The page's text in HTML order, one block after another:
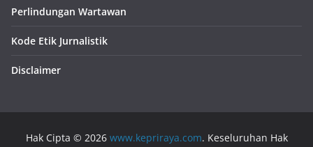
Perlindungan Wartawan
Kode Etik Jurnalistik
Disclaimer
Hak Cipta © 2026 www.kepriraya.com. Keseluruhan Hak